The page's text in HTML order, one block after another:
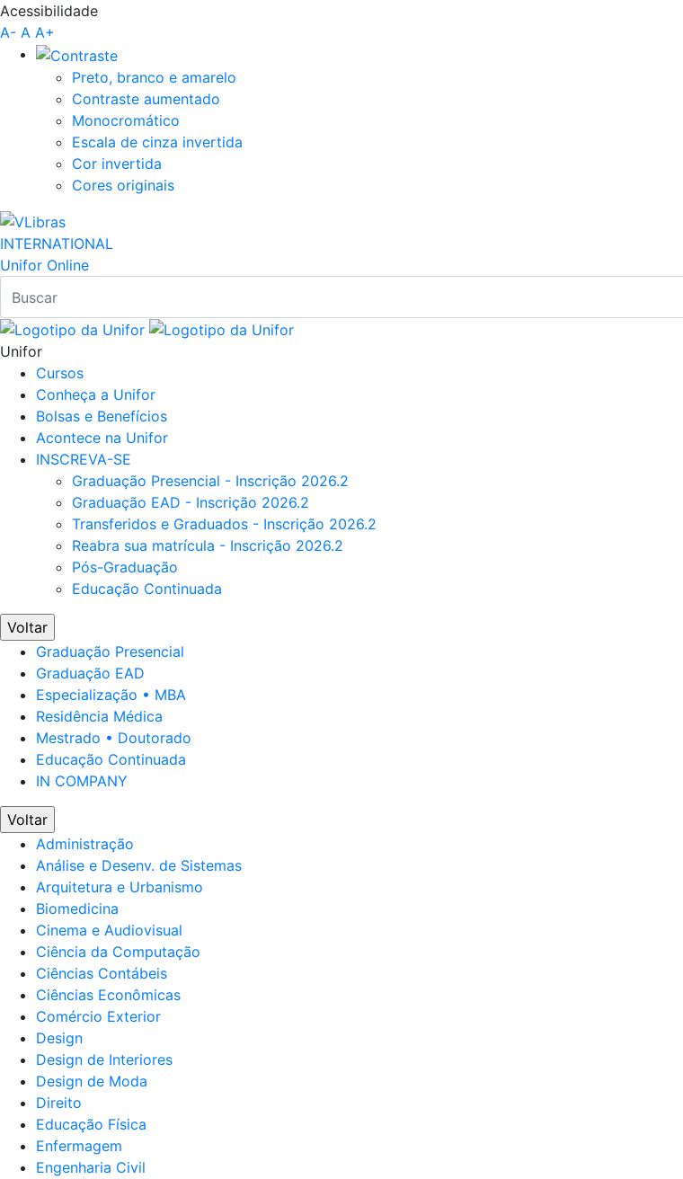
Pular para o Conteúdo principal
Acessibilidade
A- A A+
Preto, branco e amarelo
Contraste aumentado
Monocromático
Escala de cinza invertida
Cor invertida
Cores originais
INTERNATIONAL
Unifor Online
Unifor
Cursos
Conheça a Unifor
Bolsas e Benefícios
Acontece na Unifor
INSCREVA-SE
Graduação Presencial - Inscrição 2026.2
Graduação EAD - Inscrição 2026.2
Transferidos e Graduados - Inscrição 2026.2
Reabra sua matrícula - Inscrição 2026.2
Pós-Graduação
Educação Continuada
Voltar
Graduação Presencial
Graduação EAD
Especialização • MBA
Residência Médica
Mestrado • Doutorado
Educação Continuada
IN COMPANY
Voltar
Administração
Análise e Desenv. de Sistemas
Arquitetura e Urbanismo
Biomedicina
Cinema e Audiovisual
Ciência da Computação
Ciências Contábeis
Ciências Econômicas
Comércio Exterior
Design
Design de Interiores
Design de Moda
Direito
Educação Física
Enfermagem
Engenharia Civil